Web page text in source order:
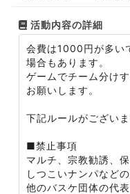
活動内容の詳細
会費は1000円が多い
場合もあります。
ゲームでチーム分け
お願いします。
下記ルールがござい
■禁止事項
マルチ、宗教勧誘、
しつこいナンパなど
他のバスケ団体の代